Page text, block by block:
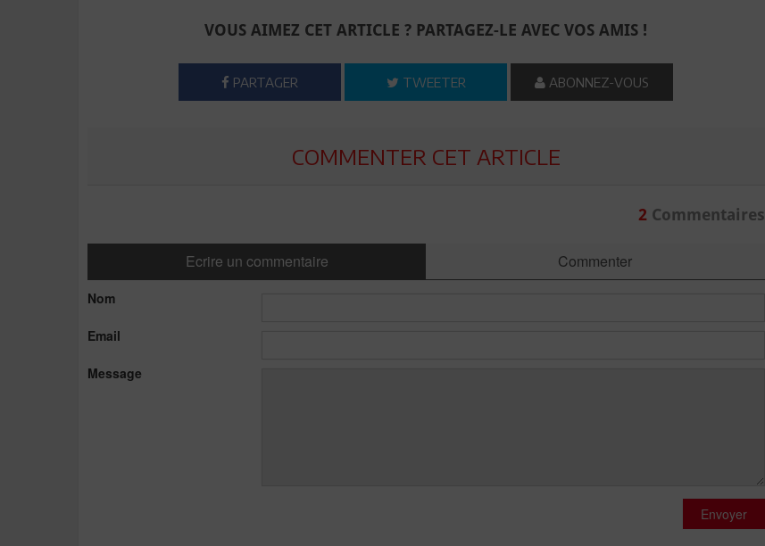
VOUS AIMEZ CET ARTICLE ? PARTAGEZ-LE AVEC VOS AMIS !
PARTAGER TWEETER ABONNEZ-VOUS
COMMENTER CET ARTICLE
2Commentaires
Ecrire un commentaire Commenter
Nom
Email
Message
Envoyer